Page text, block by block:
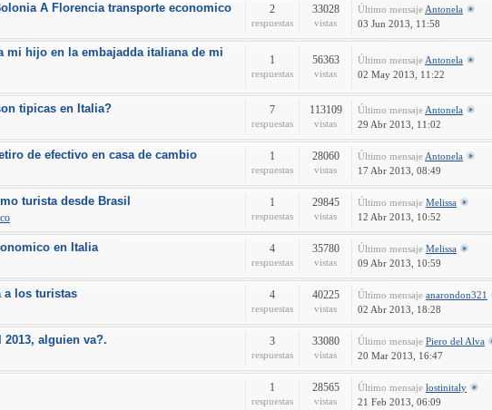
A Florencia transporte economico 2
respuestas
33028
vistas
Último mensaje Antonela
03 Jun 2013, 11:58
mi hijo en la embajadda italiana de mi
1
respuestas
56363
vistas
Último mensaje Antonela
02 May 2013, 11:22
tipicas en Italia? 7
respuestas
113109
vistas
Último mensaje Antonela
29 Abr 2013, 11:02
de efectivo en casa de cambio 1
respuestas
28060
vistas
Último mensaje Antonela
17 Abr 2013, 08:49
turista desde Brasil 1
respuestas
29845
vistas
Último mensaje Melissa
12 Abr 2013, 10:52
en Italia 4
respuestas
35780
vistas
Último mensaje Melissa
09 Abr 2013, 10:59
a los turistas 4
respuestas
40225
vistas
Último mensaje anarondon321
02 Abr 2013, 18:28
alguien va?. 3
respuestas
33080
vistas
Último mensaje Piero del Alva
20 Mar 2013, 16:47
1
respuestas
28565
vistas
Último mensaje lostinitaly
21 Feb 2013, 06:09